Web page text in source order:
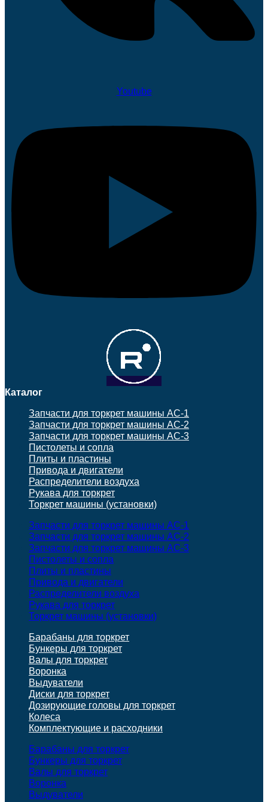
Youtube
Каталог
Запчасти для торкрет машины АС-1
Запчасти для торкрет машины АС-2
Запчасти для торкрет машины АС-3
Пистолеты и сопла
Плиты и пластины
Привода и двигатели
Распределители воздуха
Рукава для торкрет
Торкрет машины (установки)
Запчасти для торкрет машины АС-1
Запчасти для торкрет машины АС-2
Запчасти для торкрет машины АС-3
Пистолеты и сопла
Плиты и пластины
Привода и двигатели
Распределители воздуха
Рукава для торкрет
Торкрет машины (установки)
Барабаны для торкрет
Бункеры для торкрет
Валы для торкрет
Воронка
Выдуватели
Диски для торкрет
Дозирующие головы для торкрет
Колеса
Комплектующие и расходники
Барабаны для торкрет
Бункеры для торкрет
Валы для торкрет
Воронка
Выдуватели